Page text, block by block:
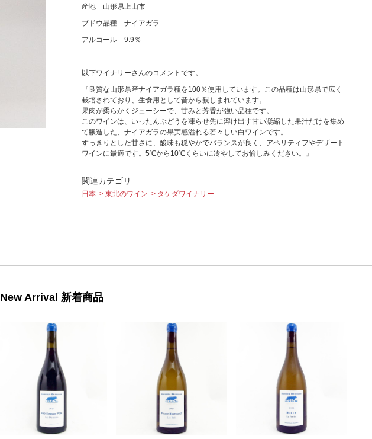
産地 山形県上山市
ブドウ品種 ナイアガラ
アルコール 9.9％
以下ワイナリーさんのコメントです。
『良質な山形県産ナイアガラ種を100％使用しています。この品種は山形県で広く
栽培されており、生食用として昔から親しまれています。
果肉が柔らかくジューシーで、甘みと芳香が強い品種です。
このワインは、いったんぶどうを凍らせ先に溶け出す甘い凝縮した果汁だけを集め
て醸造した、ナイアガラの果実感溢れる若々しい白ワインです。
すっきりとした甘さに、酸味も穏やかでバランスが良く、アペリティフやデザート
ワインに最適です。5℃から10℃くらいに冷やしてお愉しみください。』
関連カテゴリ
日本 東北のワイン タケダワイナリー
New Arrival 新着商品